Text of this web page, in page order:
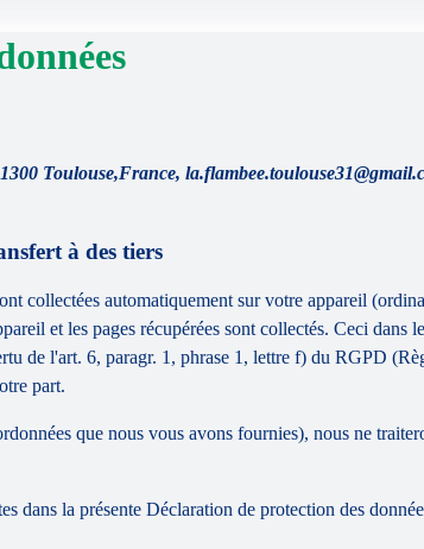
Toulouse,France,
à des tiers
collectées automatiquement sur votre appareil
et les pages récupérées sont collectés. Ceci
de l'art. 6, paragr. 1, phrase 1, lettre f) du RGPD
part.
que nous vous avons fournies), nous ne
dans la présente Déclaration de protection des